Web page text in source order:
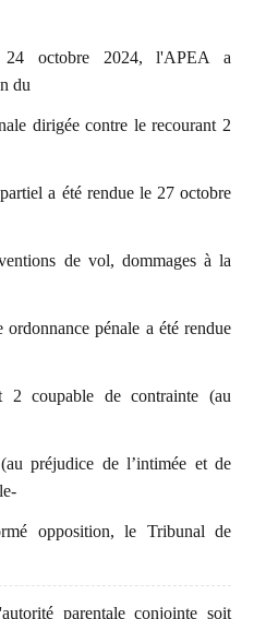
octobre 2024, l'APEA a
du
dirigée contre le recourant 2
a été rendue le 27 octobre
de vol, dommages à la
pénale a été rendue
2 coupable de contrainte (au
préjudice de l’intimée et de
opposition, le Tribunal de
parentale conjointe soit